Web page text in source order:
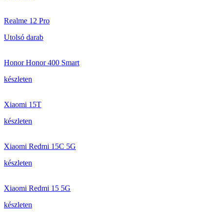
Realme 12 Pro
Utolsó darab
Honor Honor 400 Smart
készleten
Xiaomi 15T
készleten
Xiaomi Redmi 15C 5G
készleten
Xiaomi Redmi 15 5G
készleten